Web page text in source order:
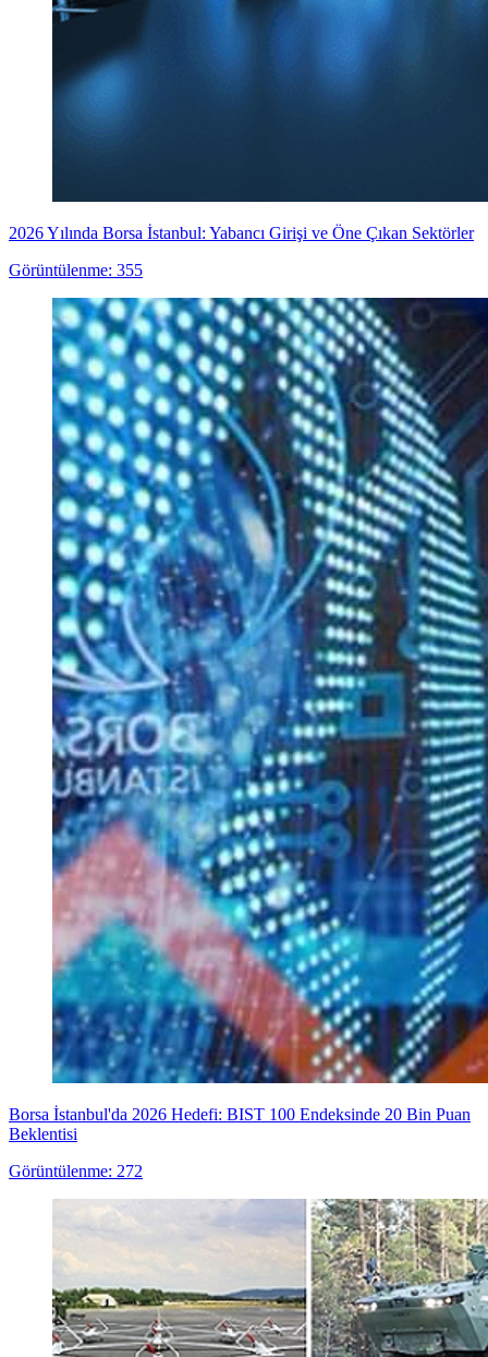
2026 Yılında Borsa İstanbul: Yabancı Girişi ve Öne Çıkan Sektörler
Görüntülenme: 355
Borsa İstanbul'da 2026 Hedefi: BIST 100 Endeksinde 20 Bin Puan
Beklentisi
Görüntülenme: 272